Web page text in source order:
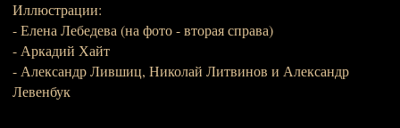
Иллюстрации:
- Елена Лебедева (на фото - вторая справа)
- Аркадий Хайт
- Александр Лившиц, Николай Литвинов и Александр
Левенбук